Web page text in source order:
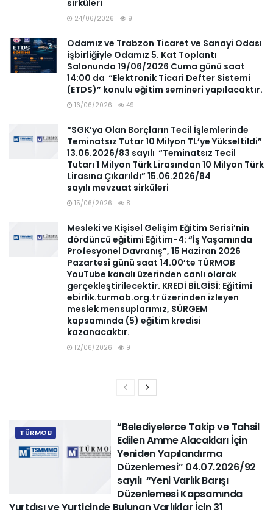
sirküleri
24/06/2026 9
Odamız ve Trabzon Ticaret ve Sanayi Odası
işbirliğiyle Odamız 5. Kat Toplantı
Salonunda 19/06/2026 Cuma günü saat
14:00 da “Elektronik Ticari Defter Sistemi
(ETDS)” konulu eğitim semineri yapılacaktır.
16/06/2026 49
“SGK’ya Olan Borçların Tecil İşlemlerinde
Teminatsız Tutar 10 Milyon TL’ye Yükseltildi”
13.06.2026/83 sayılı “Teminatsız Tecil
Tutarı 1 Milyon Türk Lirasından 10 Milyon Türk
Lirasına Çıkarıldı” 15.06.2026/84
sayılı mevzuat sirküleri
15/06/2026 8
Mesleki ve Kişisel Gelişim Eğitim Serisi’nin
dördüncü eğitimi Eğitim-4: “İş Yaşamında
Profesyonel Davranış”, 15 Haziran 2026
Pazartesi günü saat 14.00’te TÜRMOB
YouTube kanalı üzerinden canlı olarak
gerçekleştirilecektir. KREDİ BİLGİSİ: Eğitimi
ebirlik.turmob.org.tr üzerinden izleyen
meslek mensuplarımız, SÜRGEM
kapsamında (5) eğitim kredisi
kazanacaktır.
12/06/2026 9
TÜRMOB
“Belediyelerce Takip ve Tahsil
Edilen Amme Alacakları İçin
Yeniden Yapılandırma
Düzenlemesi” 04.07.2026/92
sayılı “Yeni Varlık Barışı
Düzenlemesi Kapsamında